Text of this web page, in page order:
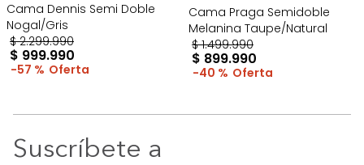
Cama Dennis Semi Doble
Nogal/Gris
$ 2.299.990
$ 999.990
57 %
Cama Praga Semidoble
Melanina Taupe/Natural
$ 1.499.990
$ 899.990
40 %
Suscríbete a